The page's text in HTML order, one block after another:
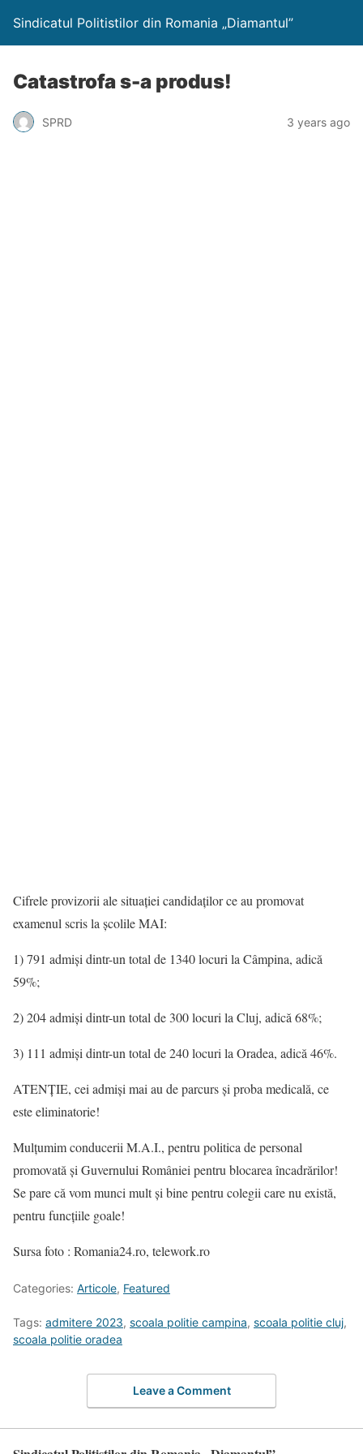
Sindicatul Politistilor din Romania „Diamantul”
Catastrofa s-a produs!
SPRD 3 years ago
Cifrele provizorii ale situației candidaților ce au promovat
examenul scris la școlile MAI:
1) 791 admiși dintr-un total de 1340 locuri la Câmpina, adică
59%;
2) 204 admiși dintr-un total de 300 locuri la Cluj, adică 68%;
3) 111 admiși dintr-un total de 240 locuri la Oradea, adică 46%.
ATENȚIE, cei admiși mai au de parcurs și proba medicală, ce
este eliminatorie!
Mulțumim conducerii M.A.I., pentru politica de personal
promovată și Guvernului României pentru blocarea încadrărilor!
Se pare că vom munci mult și bine pentru colegii care nu există,
pentru funcțiile goale!
Sursa foto : Romania24.ro, telework.ro
Categories: Articole, Featured
Tags: admitere 2023, scoala politie campina, scoala politie cluj,
scoala politie oradea
Leave a Comment